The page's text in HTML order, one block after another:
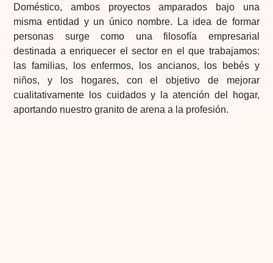
Doméstico, ambos proyectos amparados bajo una
misma entidad y un único nombre. La idea de formar
personas surge como una filosofía empresarial
destinada a enriquecer el sector en el que trabajamos:
las familias, los enfermos, los ancianos, los bebés y
niños, y los hogares, con el objetivo de mejorar
cualitativamente los cuidados y la atención del hogar,
aportando nuestro granito de arena a la profesión.